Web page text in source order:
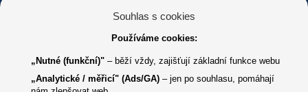
Souhlas s cookies
Používáme cookies:
„Nutné (funkční)" – běží vždy, zajišťují základní funkce webu
„Analytické / měřicí" (Ads/GA) – jen po souhlasu, pomáhají